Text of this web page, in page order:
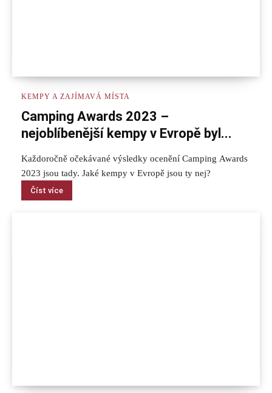
KEMPY A ZAJÍMAVÁ MÍSTA
Camping Awards 2023 –
nejoblíbenější kempy v Evropě byl...
Každoročně očekávané výsledky ocenění Camping Awards
2023 jsou tady. Jaké kempy v Evropě jsou ty nej?
Číst více